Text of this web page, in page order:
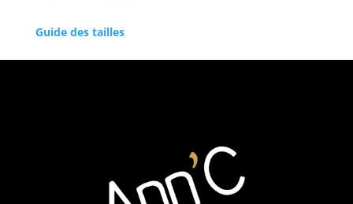
Guide des tailles